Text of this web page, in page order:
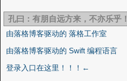
孔曰：有朋自远方来，不亦乐乎！
由落格博客驱动的 落格工作室
由落格博客驱动的 Swift 编程语言
登录入口在这里！！！←